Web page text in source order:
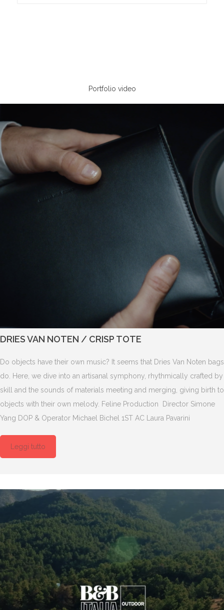
Portfolio video
DRIES VAN NOTEN / CRISP TOTE
Do objects have their own music? It seems that Dries Van Noten bags
do. Here, we dive into an artisanal symphony, rhythmically crafted by
skill and the sounds of materials meeting and merging, giving birth to
objects with their own melody. Feline Production Director Simone
Yang DOP & Operator Michael Bichel 1ST AC Laura Pavarini
Leggi tutto